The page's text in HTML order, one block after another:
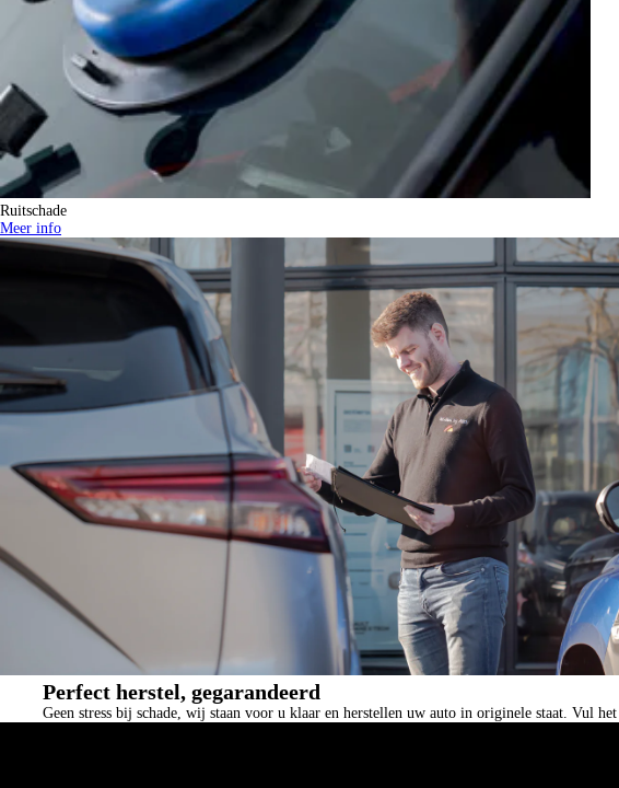
Ruitschade
Meer info
Perfect herstel, gegarandeerd
Geen stress bij schade, wij staan voor u klaar en herstellen uw auto in originele staat. Vul